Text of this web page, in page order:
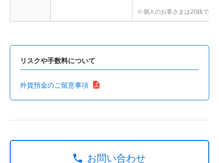
個人のお客さまは20銭でお
リスクや手数料について
外貨預金のご留意事項
お問い合わせ